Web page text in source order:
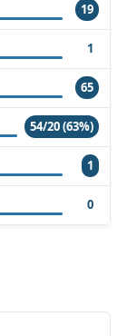
19
1
65
54/20 (63%)
1
0